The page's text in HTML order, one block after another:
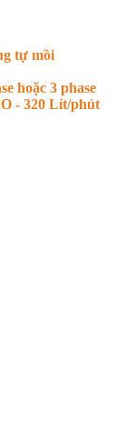
tự mồi
hoặc 3 phase
- 320 Lít/phút